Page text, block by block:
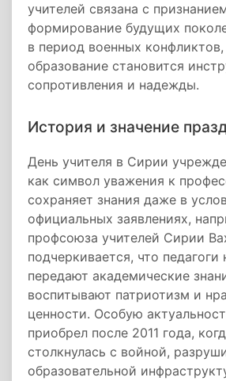
учителей связана с
формирование будущих
в период военных конфликтов,
образование становится
сопротивления и надежды.
История и значение
День учителя в Сирии
как символ уважения к
сохраняет знания даже в
официальных заявлениях,
профсоюза учителей Сирии
подчеркивается, что педагоги
передают академические
воспитывают патриотизм и
ценности. Особую
приобрел после 2011 года,
столкнулась с войной,
образовательной